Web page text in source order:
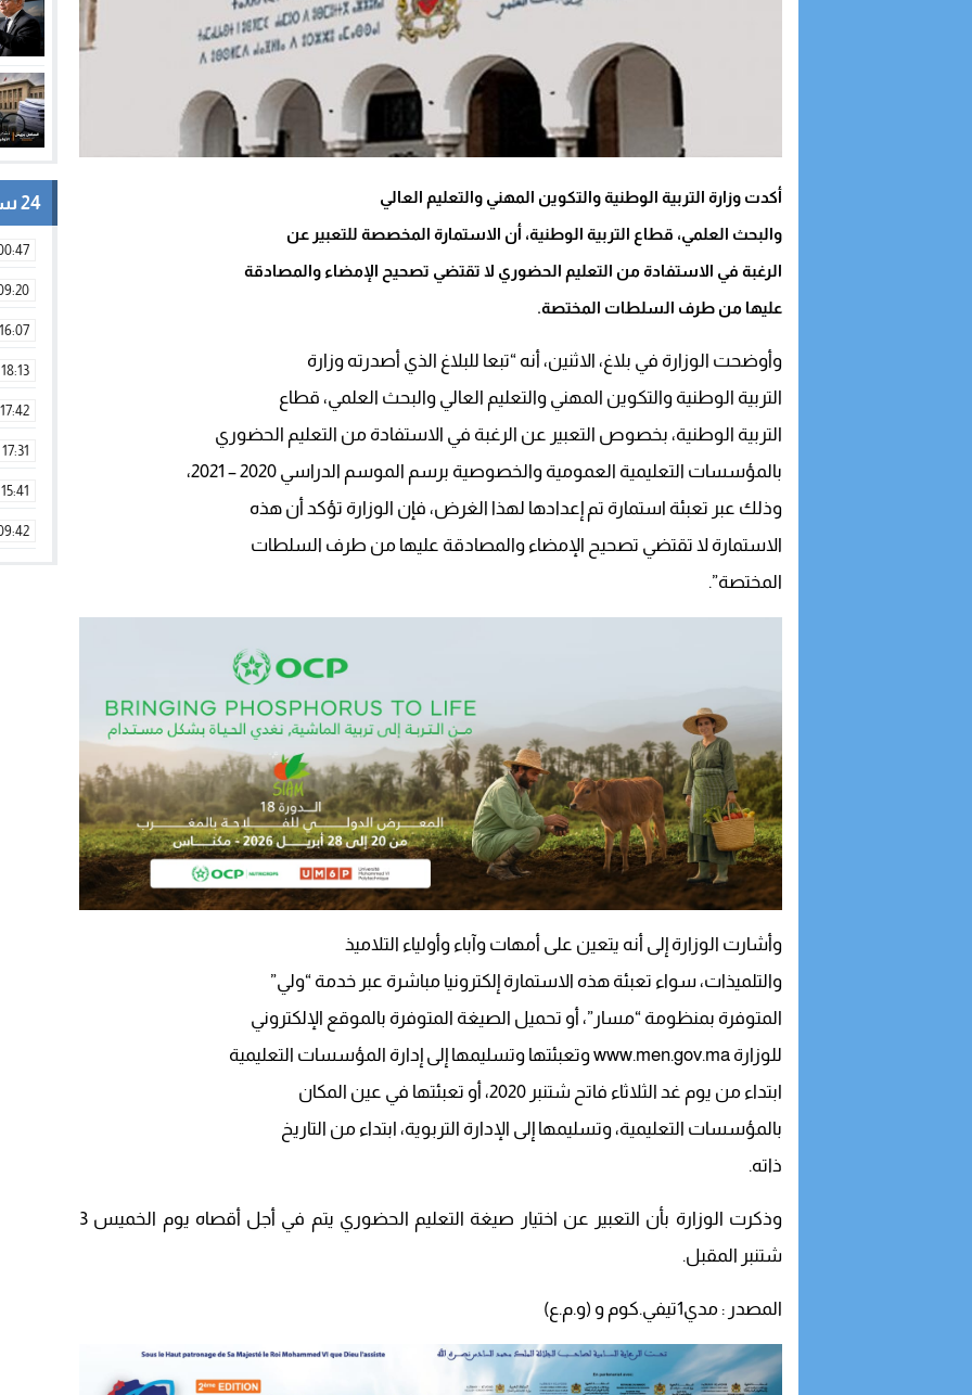
أكدت وزارة التربية الوطنية والتكوين المهني والتعليم العالي
والبحث العلمي، قطاع التربية الوطنية، أن الاستمارة المخصصة للتعبير عن
الرغبة في الاستفادة من التعليم الحضوري لا تقتضي تصحيح الإمضاء والمصادقة
عليها من طرف السلطات المختصة.
وأوضحت الوزارة في بلاغ، الاثنين، أنه “تبعا للبلاغ الذي أصدرته وزارة
التربية الوطنية والتكوين المهني والتعليم العالي والبحث العلمي، قطاع
التربية الوطنية، بخصوص التعبير عن الرغبة في الاستفادة من التعليم الحضوري
بالمؤسسات التعليمية العمومية والخصوصية برسم الموسم الدراسي 2020 – 2021،
وذلك عبر تعبئة استمارة تم إعدادها لهذا الغرض، فإن الوزارة تؤكد أن هذه
الاستمارة لا تقتضي تصحيح الإمضاء والمصادقة عليها من طرف السلطات
المختصة”.
وأشارت الوزارة إلى أنه يتعين على أمهات وآباء وأولياء التلاميذ
والتلميذات، سواء تعبئة هذه الاستمارة إلكترونيا مباشرة عبر خدمة “ولي”
المتوفرة بمنظومة “مسار”، أو تحميل الصيغة المتوفرة بالموقع الإلكتروني
للوزارة www.men.gov.ma وتعبئتها وتسليمها إلى إدارة المؤسسات التعليمية
ابتداء من يوم غد الثلاثاء فاتح شتنبر 2020، أو تعبئتها في عين المكان
بالمؤسسات التعليمية، وتسليمها إلى الإدارة التربوية، ابتداء من التاريخ
ذاته.
وذكرت الوزارة بأن التعبير عن اختيار صيغة التعليم الحضوري يتم في أجل أقصاه يوم الخميس 3
شتنبر المقبل.
المصدر : مدي1تيفي.كوم و (و.م.ع)
24 ساعة
16:07
18:13
17:42
17:31
15:41